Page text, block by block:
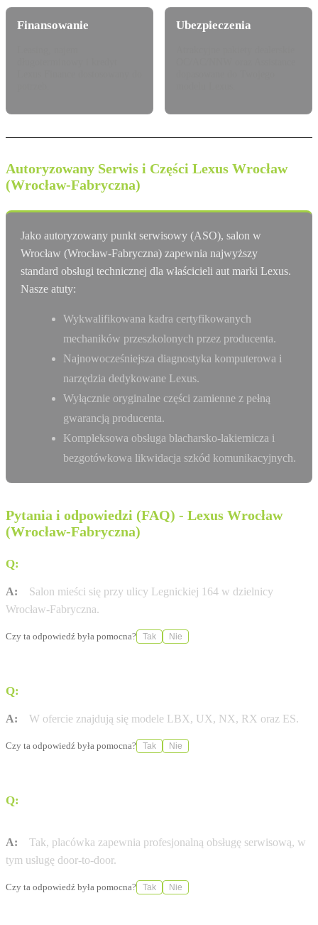
Finansowanie Ubezpieczenia
Autoryzowany Serwis i Części Lexus Wrocław
(Wrocław-Fabryczna)
Jako autoryzowany punkt serwisowy (ASO), salon w
Wrocław (Wrocław-Fabryczna) zapewnia najwyższy
standard obsługi technicznej dla właścicieli aut marki Lexus.
Nasze atuty:
Wykwalifikowana kadra certyfikowanych
mechaników przeszkolonych przez producenta.
Najnowocześniejsza diagnostyka komputerowa i
narzędzia dedykowane Lexus.
Wyłącznie oryginalne części zamienne z pełną
gwarancją producenta.
Kompleksowa obsługa blacharsko-lakiernicza i
bezgotówkowa likwidacja szkód komunikacyjnych.
Pytania i odpowiedzi (FAQ) - Lexus Wrocław
(Wrocław-Fabryczna)
Q:
A:
Salon mieści się przy ulicy Legnickiej 164 w dzielnicy
Wrocław-Fabryczna.
Czy ta odpowiedź była pomocna? Tak Nie
Q:
A: W ofercie znajdują się modele LBX, UX, NX, RX oraz ES.
Czy ta odpowiedź była pomocna? Tak Nie
Q:
A:
Tak, placówka zapewnia profesjonalną obsługę serwisową, w
tym usługę door-to-door.
Czy ta odpowiedź była pomocna? Tak Nie